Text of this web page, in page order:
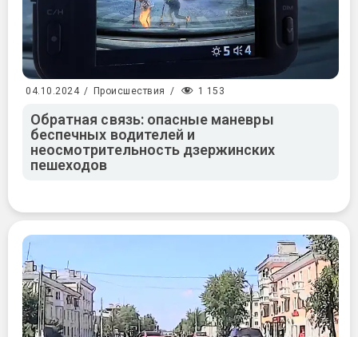
04.10.2024 / Происшествия / 1 153
Обратная связь: опасные маневры
беспечных водителей и
неосмотрительность дзержинских
пешеходов